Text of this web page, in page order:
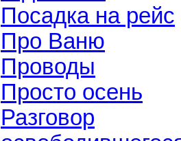
Посадка на рейс
Про Ваню
Проводы
Просто осень
Разговор